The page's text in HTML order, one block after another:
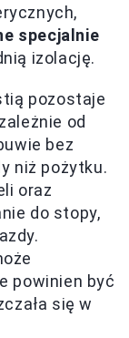
specjalnie
izolację.
pozostaje
od
bez
niż pożytku.
oraz
do stopy,
powinien być
się w